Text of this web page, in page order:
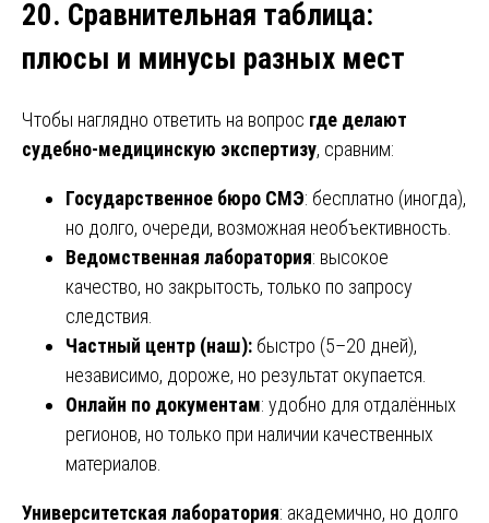
20. Сравнительная таблица:
плюсы и минусы разных мест
Чтобы наглядно ответить на вопрос где делают
судебно-медицинскую экспертизу, сравним:
Государственное бюро СМЭ: бесплатно (иногда),
но долго, очереди, возможная необъективность.
Ведомственная лаборатория: высокое
качество, но закрытость, только по запросу
следствия.
Частный центр (наш): быстро (5–20 дней),
независимо, дороже, но результат окупается.
Онлайн по документам: удобно для отдалённых
регионов, но только при наличии качественных
материалов.
Университетская лаборатория: академично, но долго